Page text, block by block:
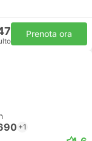
Prenota ora
+1